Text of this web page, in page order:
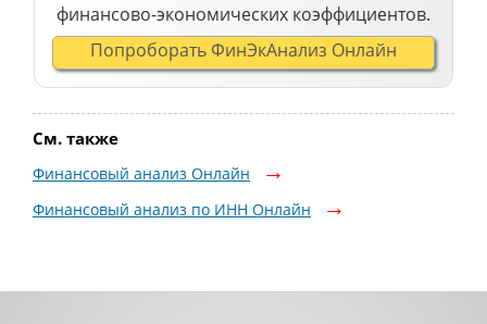
финансово-экономических коэффициентов.
Попроборать ФинЭкАнализ Онлайн
См. также
Финансовый анализ Онлайн
Финансовый анализ по ИНН Онлайн